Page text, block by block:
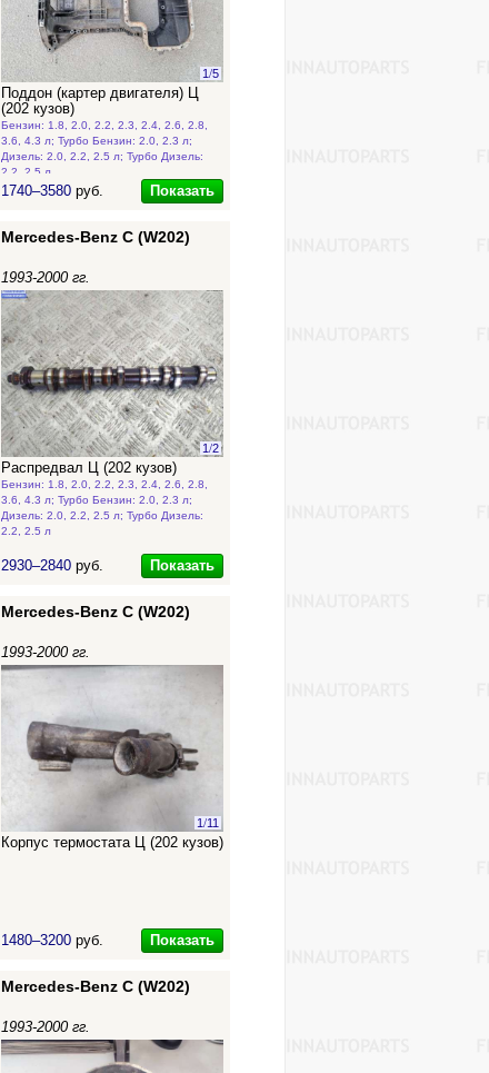
1/5
Поддон (картер двигателя) Ц
(202 кузов)
Бензин: 1.8, 2.0, 2.2, 2.3, 2.4, 2.6, 2.8,
3.6, 4.3 л; Турбо Бензин: 2.0, 2.3 л;
Дизель: 2.0, 2.2, 2.5 л; Турбо Дизель:
2.2, 2.5 л
1740–3580 руб. Показать
Mercedes-Benz C (W202)
1993-2000 гг.
1/2
Распредвал Ц (202 кузов)
Бензин: 1.8, 2.0, 2.2, 2.3, 2.4, 2.6, 2.8,
3.6, 4.3 л; Турбо Бензин: 2.0, 2.3 л;
Дизель: 2.0, 2.2, 2.5 л; Турбо Дизель:
2.2, 2.5 л
2930–2840 руб. Показать
Mercedes-Benz C (W202)
1993-2000 гг.
1/11
Корпус термостата Ц (202 кузов)
1480–3200 руб. Показать
Mercedes-Benz C (W202)
1993-2000 гг.